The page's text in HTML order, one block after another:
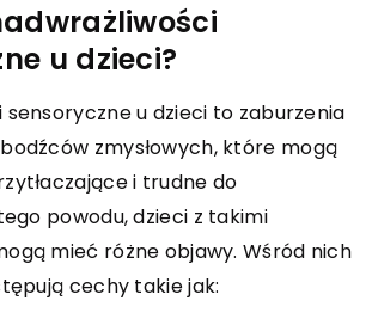
u dzieci?
sensoryczne u dzieci to zaburzenia
zmysłowych, które mogą
i trudne do
powodu, dzieci z takimi
mieć różne objawy. Wśród nich
cechy takie jak: